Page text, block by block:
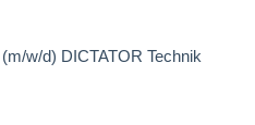
w/d) DICTATOR Technik